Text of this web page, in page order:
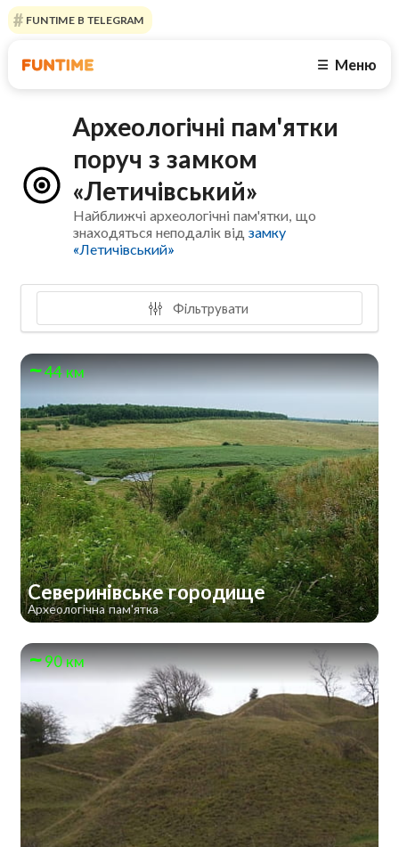
FUNTIME В TELEGRAM
☰ Меню
Археологічні пам'ятки
поруч з замком
«Летичівський»
Найближчі археологічні пам'ятки, що
знаходяться неподалік відзамку
«Летичівський»
Фільтрувати
44 км
Северинівське городище
Археологічна пам'ятка
90 км